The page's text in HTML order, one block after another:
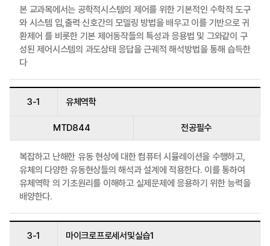
본 교과목에서는 공학적시스템의 제어를 위한 기본적인 수학적 도구
와 시스템 입,출력 신호간의 모델링 방법을 배우고 이를 기반으로 귀
환제어 를 비롯한 기본 제어동작들의 특성과 응용법 및 그와같이 구
성된 제어시스템의 과도상태 응답을 근궤적 해석방법을 통해 습득한
다
3-1 유체역학
MTD844 전공필수
복잡하고 난해한 유동 현상에 대한 컴퓨터 시뮬레이션을 수행하고,
유체의 다양한 유동현상들의 해석과 설계에 적용한다. 이를 통하여
유체역학 의 기초원리를 이해하고 실제문제에 응용하기 위한 능력을
배양한다.
3-1 마이크로프로세서및실습1